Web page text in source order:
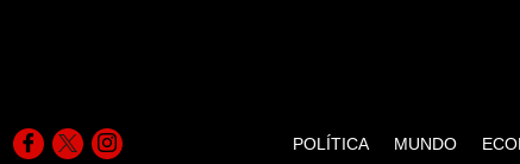
POLÍTICA MUNDO